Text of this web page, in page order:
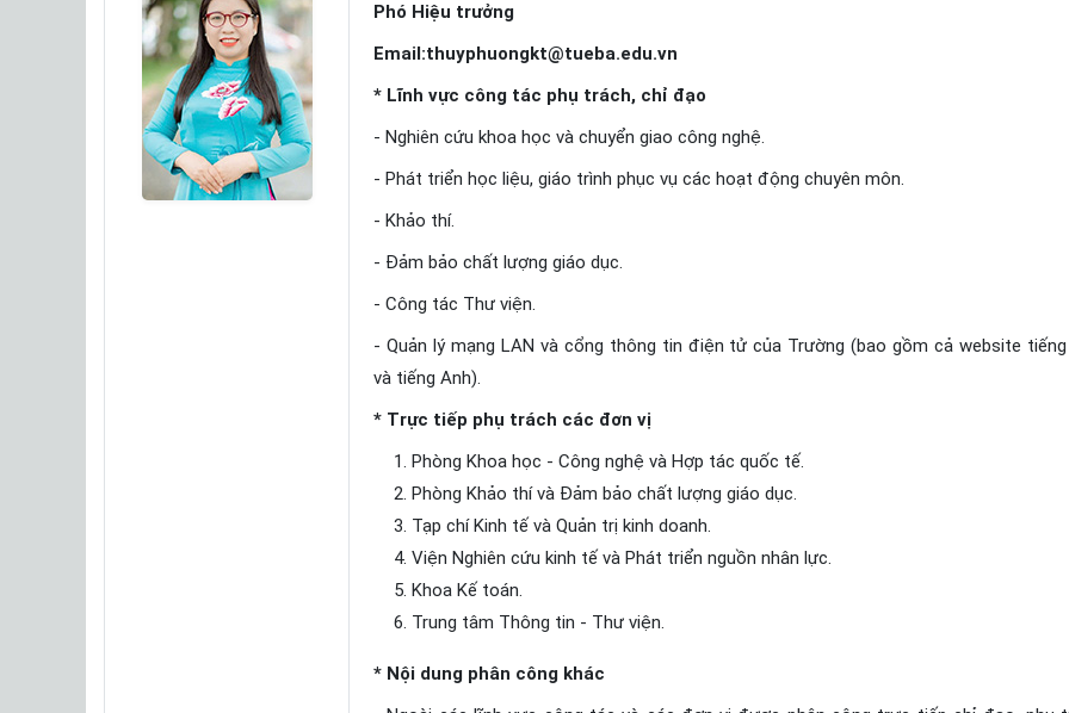
Phó Hiệu trưởng
Email:thuyphuongkt@tueba.edu.vn
* Lĩnh vực công tác phụ trách, chỉ đạo
- Nghiên cứu khoa học và chuyển giao công nghệ.
- Phát triển học liệu, giáo trình phục vụ các hoạt động chuyên môn.
- Khảo thí.
- Đảm bảo chất lượng giáo dục.
- Công tác Thư viện.
- Quản lý mạng LAN và cổng thông tin điện tử của Trường (bao gồm cả website
và tiếng Anh).
* Trực tiếp phụ trách các đơn vị
Phòng Khoa học - Công nghệ và Hợp tác quốc tế.
Phòng Khảo thí và Đảm bảo chất lượng giáo dục.
Tạp chí Kinh tế và Quản trị kinh doanh.
Viện Nghiên cứu kinh tế và Phát triển nguồn nhân lực.
Khoa Kế toán.
Trung tâm Thông tin - Thư viện.
* Nội dung phân công khác